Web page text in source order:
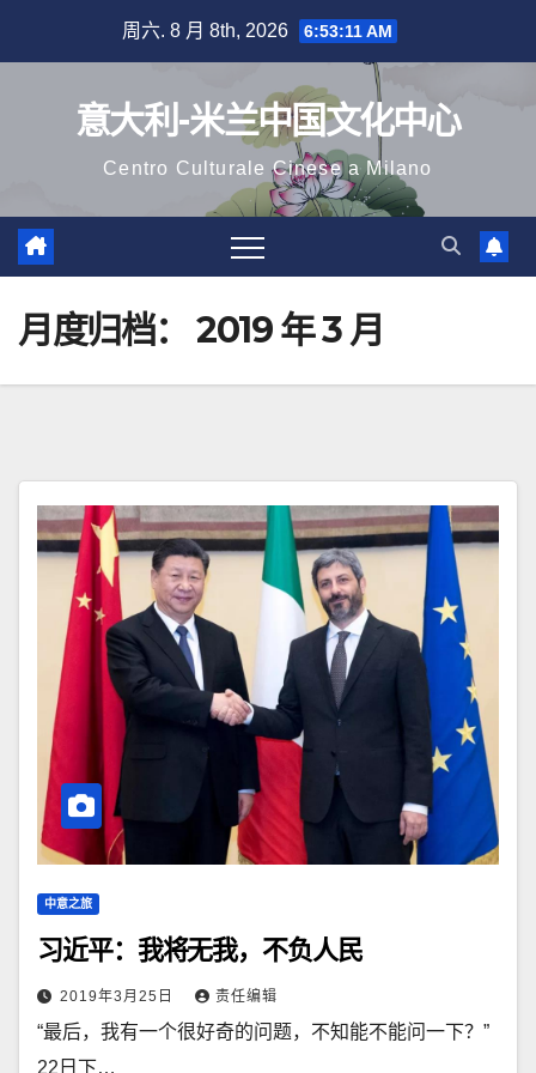
周六. 8 月 8th, 2026 6:53:12 AM
意大利-米兰中国文化中心
Centro Culturale Cinese a Milano
月度归档： 2019 年 3 月
中意之旅
习近平：我将无我，不负人民
2019年3月25日 责任编辑
“最后，我有一个很好奇的问题，不知能不能问一下？”
22日下…